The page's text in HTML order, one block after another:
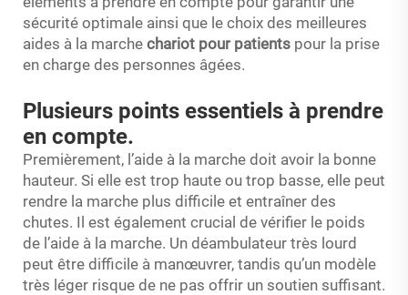
sécurité optimale ainsi que le choix des meilleures
aides à la marche chariot pour patients pour la prise
en charge des personnes âgées.
Plusieurs points essentiels à prendre
en compte.
Premièrement, l’aide à la marche doit avoir la bonne
hauteur. Si elle est trop haute ou trop basse, elle peut
rendre la marche plus difficile et entraîner des
chutes. Il est également crucial de vérifier le poids
de l’aide à la marche. Un déambulateur très lourd
peut être difficile à manœuvrer, tandis qu’un modèle
très léger risque de ne pas offrir un soutien suffisant.